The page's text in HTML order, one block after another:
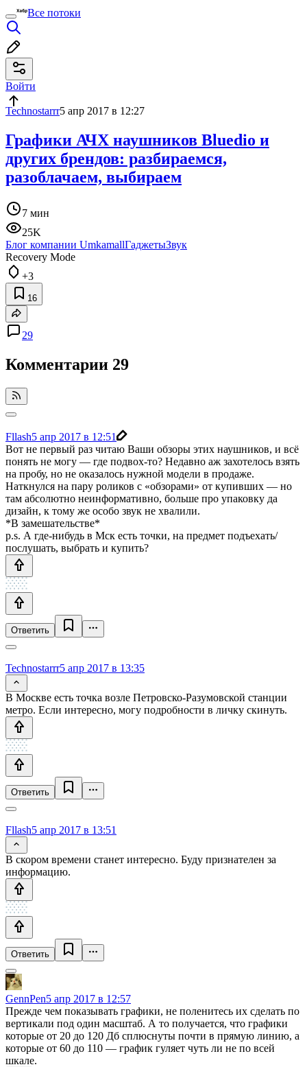
Все потоки
Войти
Technostarrr5 апр 2017 в 12:27
Графики АЧХ наушников Bluedio и
других брендов: разбираемся,
разоблачаем, выбираем
7 мин
25K
Блог компании UmkamallГаджетыЗвук
Recovery Mode
+3
16
29
Комментарии 29
Fllash5 апр 2017 в 12:51
Вот не первый раз читаю Ваши обзоры этих наушников, и всё
понять не могу — где подвох-то? Недавно аж захотелось взять
на пробу, но не оказалось нужной модели в продаже.
Наткнулся на пару роликов с «обзорами» от купивших — но
там абсолютно неинформативно, больше про упаковку да
дизайн, к тому же особо звук не хвалили.
*В замешательстве*
p.s. А где-нибудь в Мск есть точки, на предмет подъехать/
послушать, выбрать и купить?
Ответить
Technostarrr5 апр 2017 в 13:35
В Москве есть точка возле Петровско-Разумовской станции
метро. Если интересно, могу подробности в личку скинуть.
Ответить
Fllash5 апр 2017 в 13:51
В скором времени станет интересно. Буду признателен за
информацию.
Ответить
GennPen5 апр 2017 в 12:57
Прежде чем показывать графики, не поленитесь их сделать по
вертикали под один масштаб. А то получается, что графики
которые от 20 до 120 Дб сплюснуты почти в прямую линию, а
которые от 60 до 110 — график гуляет чуть ли не по всей
шкале.